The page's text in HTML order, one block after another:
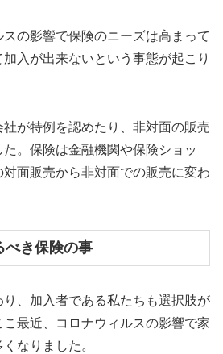
の影響で保険のニーズは高まって
入が出来ないという事態が起こり
が特例を認めたり、非対面の販売
。保険は金融機関や保険ショッ
面販売から非対面での販売に変わ
べき保険の事
、加入者である私たちも選択肢が
最近、コロナウィルスの影響で家
なりました。